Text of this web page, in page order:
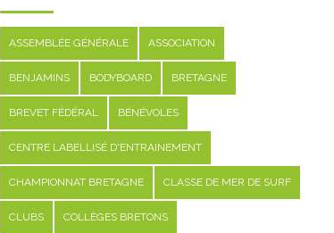
ASSEMBLÉE GÉNÉRALE ASSOCIATION
BENJAMINS BODYBOARD BRETAGNE
BREVET FÉDÉRAL BÉNÉVOLES
CENTRE LABELLISÉ D'ENTRAINEMENT
CHAMPIONNAT BRETAGNE CLASSE DE MER DE SURF
CLUBS COLLÈGES BRETONS